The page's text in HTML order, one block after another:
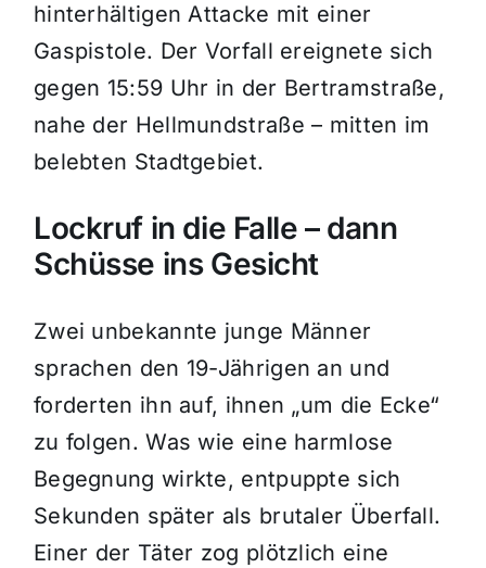
hinterhältigen Attacke mit einer
Gaspistole. Der Vorfall ereignete sich
gegen 15:59 Uhr in der Bertramstraße,
nahe der Hellmundstraße – mitten im
belebten Stadtgebiet.
Lockruf in die Falle – dann
Schüsse ins Gesicht
Zwei unbekannte junge Männer
sprachen den 19-Jährigen an und
forderten ihn auf, ihnen „um die Ecke“
zu folgen. Was wie eine harmlose
Begegnung wirkte, entpuppte sich
Sekunden später als brutaler Überfall.
Einer der Täter zog plötzlich eine